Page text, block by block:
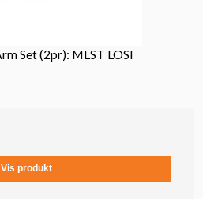
Set (2pr): MLST LOSI
Vis produkt